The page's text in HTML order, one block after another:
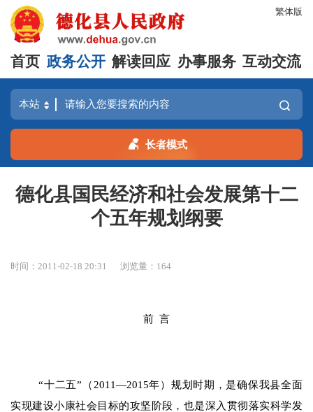
繁体版
首页 政务公开 解读回应 办事服务 互动交流
长者模式
德化县国民经济和社会发展第十二
个五年规划纲要
时间：2011-02-18 20:31 浏览量： 164
前 言
“十二五” （ 2011—2015年）规划时期，是确保我县全面
实现建设小康社会目标的攻坚阶段，也是深入贯彻落实科学发